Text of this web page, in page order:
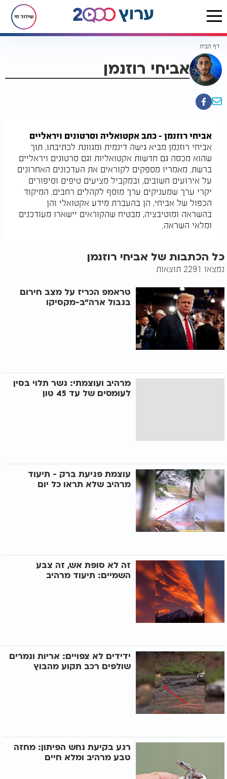
שידור חי
דף הבית
אביחי רוזנמן
אביחי רוזנמן – כתב אקטואליה וסרטונים ויראליים
אביחי רוזנמן מביא גישה דינמית ומגוונת לכתיבתו, תוך
שהוא מכסה גם חדשות אקטואליות וגם סרטונים ויראליים
ברשת. מאמריו מספקים לקוראים את העדכונים האחרונים
על אירועים חשובים, ובמקביל מציעים טיפים וסיפורים
יקרי ערך שמעניקים ערך מוסף לקהלים רחבים. המיקוד
הכפול של אביחי, הן בהעברת מידע אקטואלי והן
בהשראה ומוטיבציה, מבטיח שהקוראים יישארו מעודכנים
ומלאי השראה.
כל הכתבות של אביחי רוזנמן
נמצאו 2291 תוצאות
טראמפ הכריז על מצב חירום
בגבול ארה"ב-מקסיקו
מרהיב ועוצמתי: גשר תלוי בסין
לעומסים של עד 45 טון
עוצמת פגיעת ברק - תיעוד
מרהיב שלא תראו כל יום
זה לא סופת אש, זה צבע
השמיים: תיעוד מרהיב
ידידים לא צפויים: אריות ונמרים
שולפים רכב תקוע מהבוץ
רגע בקיעת נחש הפיתון: מחזה
טבע מרהיב ומלא חיים